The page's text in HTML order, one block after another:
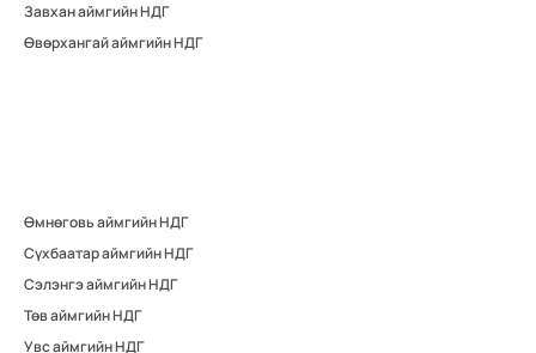
Завхан аймгийн НДГ
Өвөрхангай аймгийн НДГ
Өмнөговь аймгийн НДГ
Сүхбаатар аймгийн НДГ
Сэлэнгэ аймгийн НДГ
Төв аймгийн НДГ
Увс аймгийн НДГ